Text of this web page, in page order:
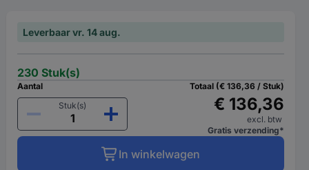
Leverbaar vr. 14 aug.
230 Stuk(s)
Aantal
Stuk(s)
Totaal (€ 136,36 / Stuk)
€ 136,36
excl. btw
Gratis verzending*
In winkelwagen